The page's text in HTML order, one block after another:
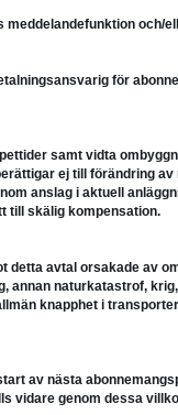
och/
för
samt vidta
ej till förändring
anslag i aktuell
till skälig kompensation.
detta avtal orsakade av
annan naturkatastrof,
knapphet i
av nästa
vidare genom dessa